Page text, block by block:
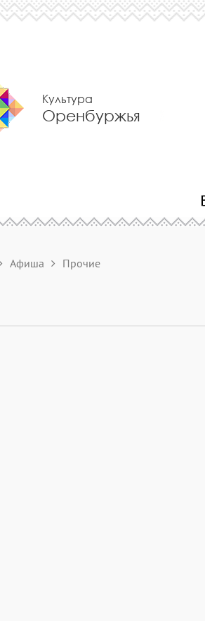
Культура
Оренбуржья
Афиша Прочие